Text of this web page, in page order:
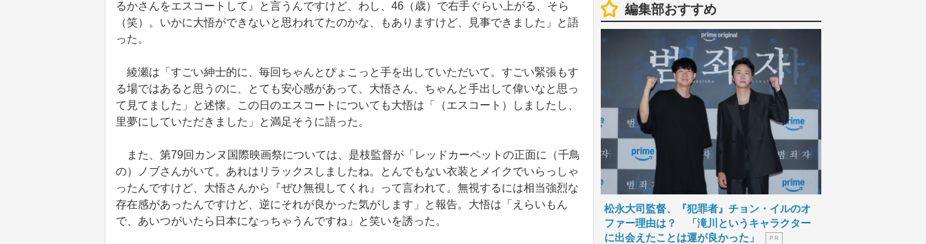
るかさんをエスコートして』と言うんですけど、わし、46（歳）で右手ぐらい上がる、そら
（笑）。いかに大悟ができないと思われてたのかな、もありますけど、見事できました」と語
った。
綾瀬は「すごい紳士的に、毎回ちゃんとぴょこっと手を出していただいて。すごい緊張もす
る場ではあると思うのに、とても安心感があって、大悟さん、ちゃんと手出して偉いなと思っ
て見てました」と述懐。この日のエスコートについても大悟は「（エスコート）しましたし、
里夢にしていただきました」と満足そうに語った。
また、第79回カンヌ国際映画祭については、是枝監督が「レッドカーペットの正面に（千鳥
の）ノブさんがいて。あれはリラックスしましたね。とんでもない衣装とメイクでいらっしゃ
ったんですけど、大悟さんから『ぜひ無視してくれ』って言われて。無視するには相当強烈な
存在感があったんですけど、逆にそれが良かった気がします」と報告。大悟は「えらいもん
で、あいつがいたら日本になっちゃうんですね」と笑いを誘った。
編集部おすすめ
松永大司監督、『犯罪者』チョン・イルのオ
ファー理由は？ 「滝川というキャラクター
に出会えたことは運が良かった」
P R